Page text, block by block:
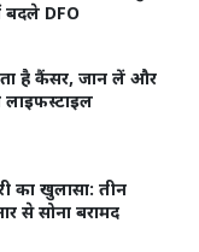
DFO
है कैंसर, जान लें और
का खुलासा: तीन
से सोना बरामद